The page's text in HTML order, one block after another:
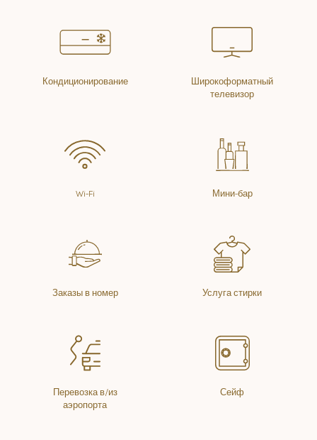
Кондиционирование
Широкоформатный
телевизор
Wi-Fi Мини-бар
Заказы в номер Услуга стирки
Перевозка в/из
аэропорта
Сейф